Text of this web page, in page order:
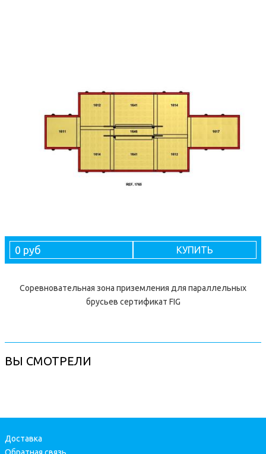
0 руб КУПИТЬ
Соревновательная зона приземления для параллельных
брусьев сертификат FIG
ВЫ СМОТРЕЛИ
Доставка